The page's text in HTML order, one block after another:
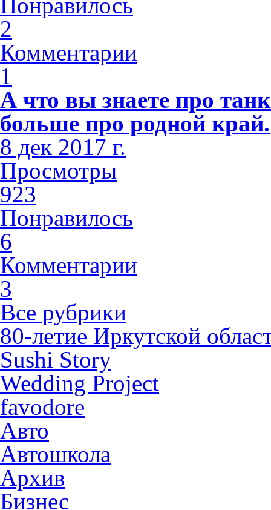
2
Комментарии
1
А что вы знаете про
больше про родной край.
8 дек 2017 г.
Просмотры
923
Понравилось
6
Комментарии
3
Все рубрики
80-летие Иркутской
Sushi Story
Wedding Project
favodore
Авто
Автошкола
Архив
Бизнес